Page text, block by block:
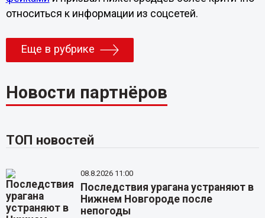
относиться к информации из соцсетей.
Еще в рубрике
Новости партнёров
ТОП новостей
08.8.2026 11:00
Последствия урагана устраняют в
Нижнем Новгороде после
непогоды